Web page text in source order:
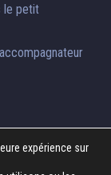
le petit
expérience sur